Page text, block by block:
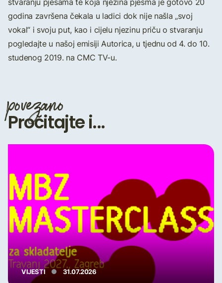
godina završena čekala u ladici dok nije našla „svoj
vokal“ i svoju put, kao i cijelu njezinu priču o stvaranju
pogledajte u našoj emisiji Autorica, u tjednu od 4. do 10.
studenog 2019. na CMC TV-u.
povezano
Pročitajte i...
VIJESTI 31.07.2026